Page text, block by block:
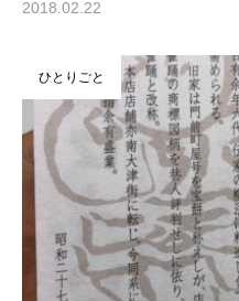
2018.02.22
ひとりごと